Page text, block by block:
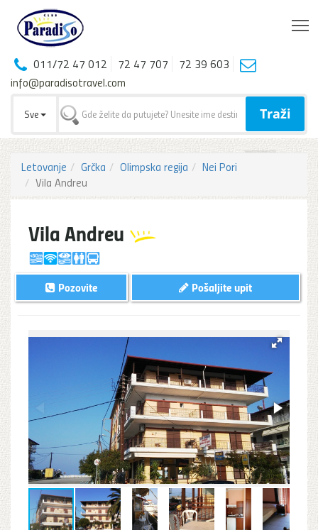
011/72 47 012 72 47 707
72 39 603
info@paradisotravel.com
Sve Traži
Letovanje Grčka Olimpska regija
Nei Pori
Vila Andreu
Vila Andreu
Pošaljite upit
Pozovite